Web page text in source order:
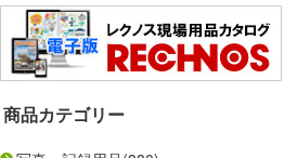
商品カテゴリー